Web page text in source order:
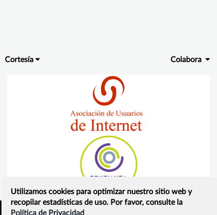
Cortesía Colabora
Utilizamos cookies para optimizar nuestro sitio web y
recopilar estadísticas de uso. Por favor, consulte la
Política de Privacidad